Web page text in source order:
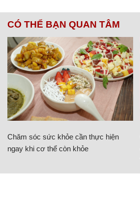
CÓ THỂ BẠN QUAN TÂM
Chăm sóc sức khỏe cần thực hiện
ngay khi cơ thể còn khỏe